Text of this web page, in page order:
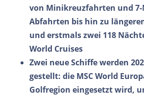
von Minikreuzfahrten und 7-
Abfahrten bis hin zu
und erstmals zwei 118
World Cruises
Zwei neue Schiffe werden
gestellt: die MSC World
Golfregion eingesetzt wird,